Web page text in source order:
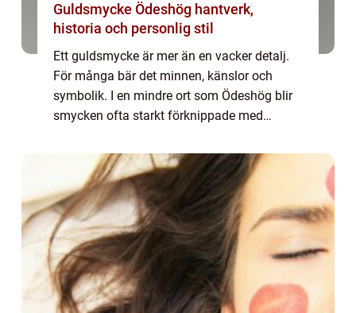
Guldsmycke Ödeshög hantverk,
historia och personlig stil
Ett guldsmycke är mer än en vacker detalj.
För många bär det minnen, känslor och
symbolik. I en mindre ort som Ödeshög blir
smycken ofta starkt förknippade med
jubileum eller ett personligt steg i en ny ...